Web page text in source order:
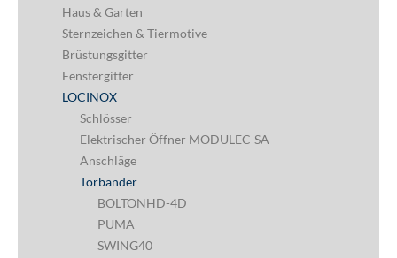
Haus & Garten
Sternzeichen & Tiermotive
Brüstungsgitter
Fenstergitter
LOCINOX
Schlösser
Elektrischer Öffner MODULEC-SA
Anschläge
Torbänder
BOLTONHD-4D
PUMA
SWING40